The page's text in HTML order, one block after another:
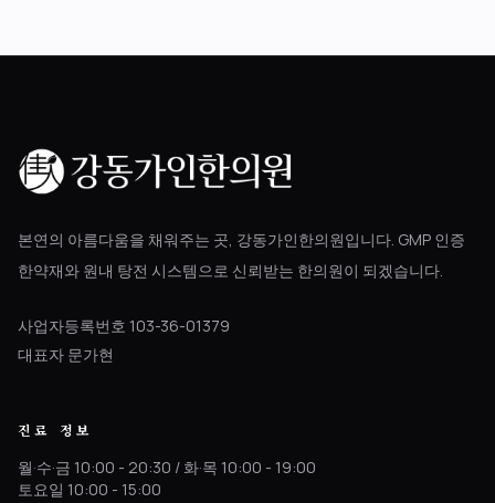
본연의 아름다움을 채워주는 곳, 강동가인한의원입니다. GMP 인증
한약재와 원내 탕전 시스템으로 신뢰받는 한의원이 되겠습니다.
사업자등록번호 103-36-01379
대표자 문가현
진료 정보
월·수·금 10:00 - 20:30 / 화·목 10:00 - 19:00
토요일 10:00 - 15:00